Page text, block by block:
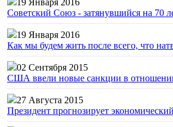
19 Января 2016
Советский Союз - затянувшийся на 70
19 Января 2016
Как мы будем жить после всего, что
02 Сентября 2015
США ввели новые санкции в
27 Августа 2015
Президент прогнозирует